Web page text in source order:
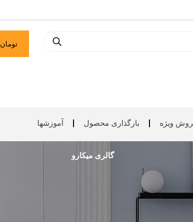
تومان
ویژه بارگذاری محصول آموزشها
گالری میکارو